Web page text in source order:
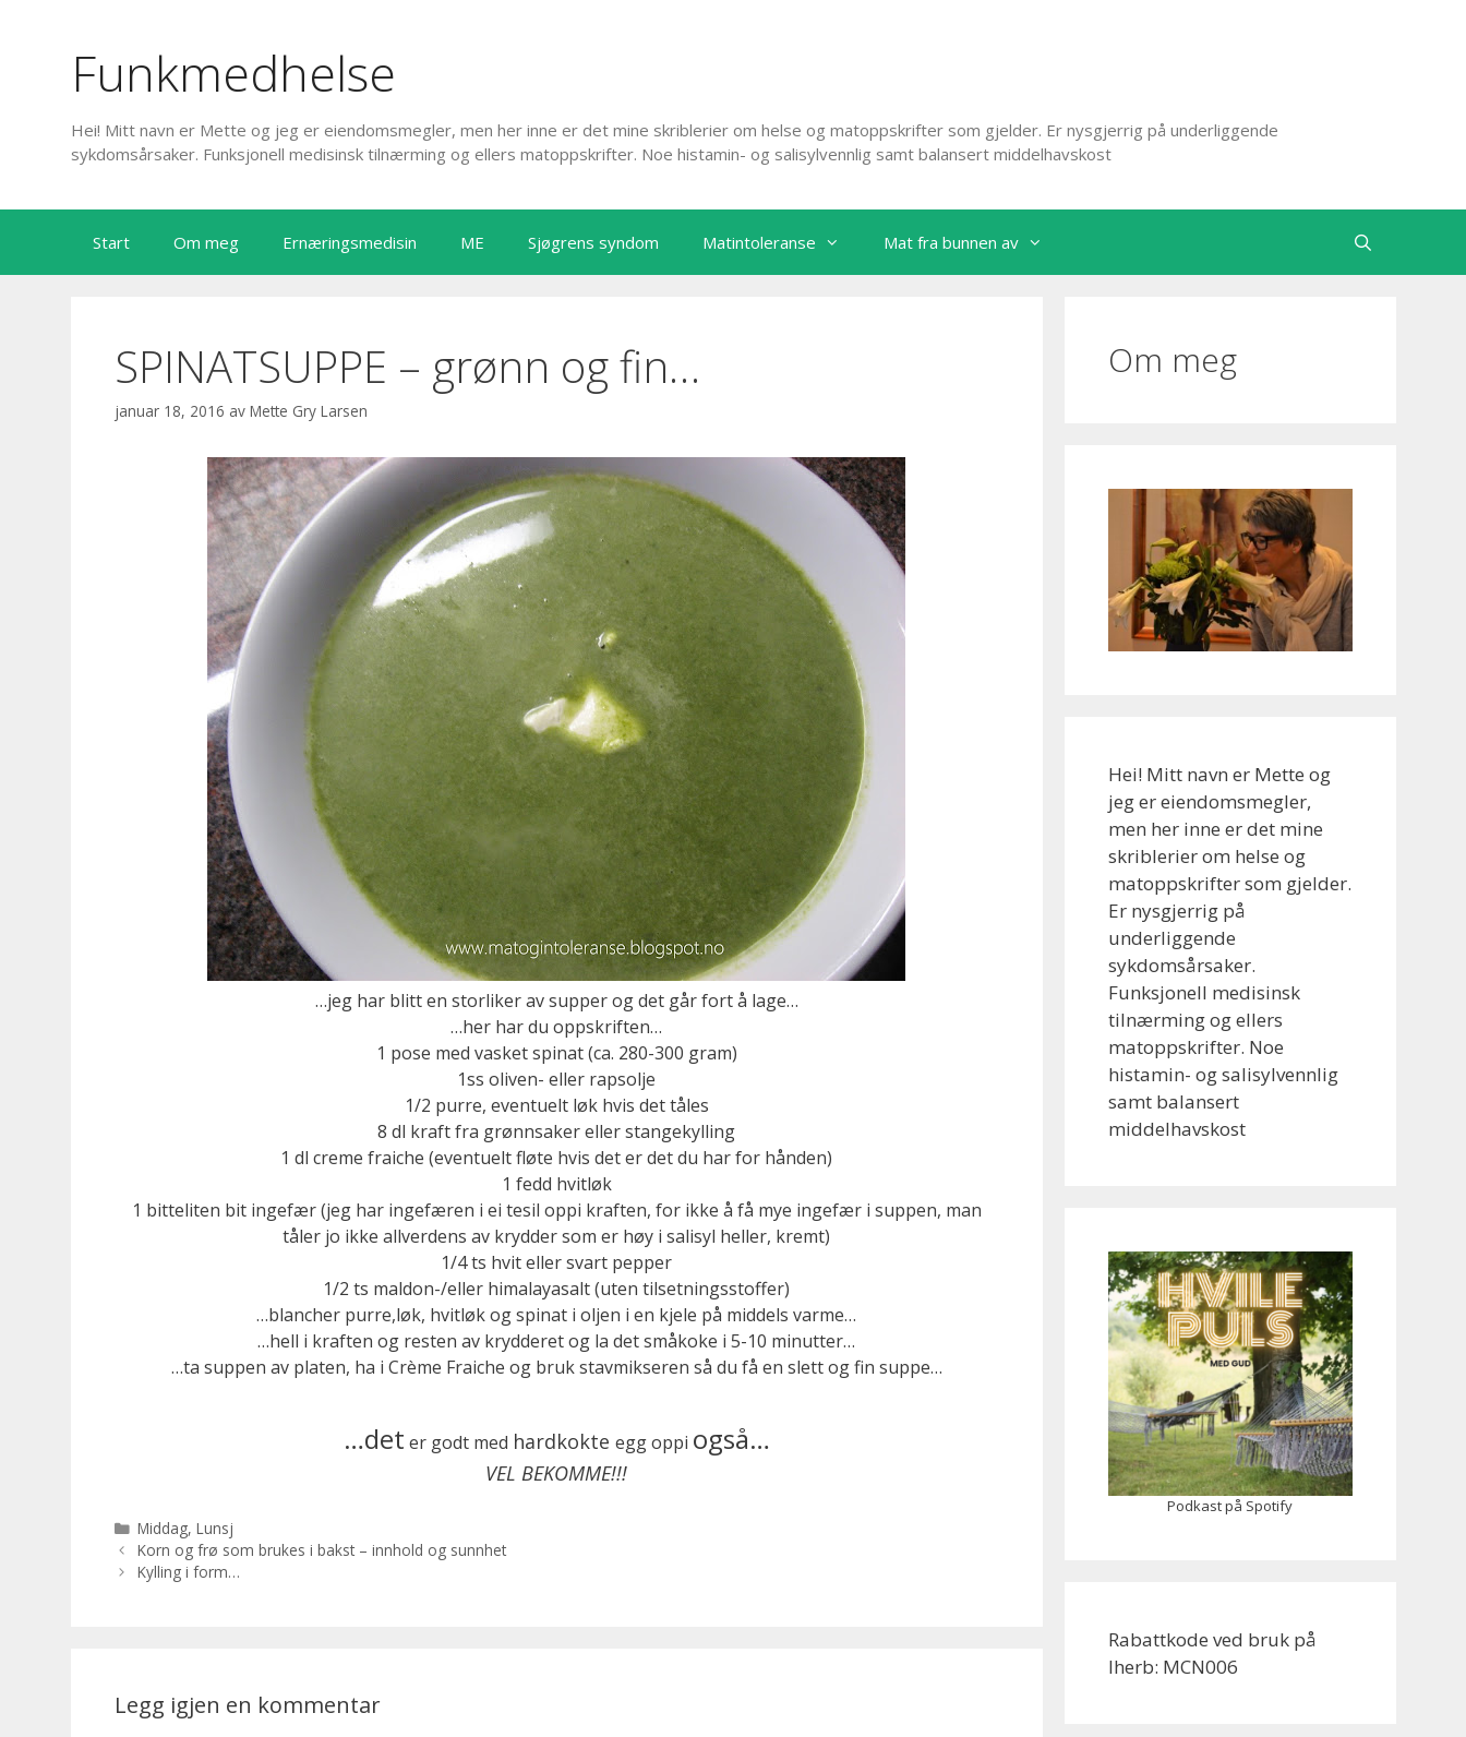
Funkmedhelse
Hei! Mitt navn er Mette og jeg er eiendomsmegler, men her inne er det mine skriblerier om helse og matoppskrifter som gjelder. Er nysgjerrig på underliggende
sykdomsårsaker. Funksjonell medisinsk tilnærming og ellers matoppskrifter. Noe histamin- og salisylvennlig samt balansert middelhavskost
Start Om meg Ernæringsmedisin ME Sjøgrens syndom Matintoleranse Mat fra bunnen av
SPINATSUPPE – grønn og fin…
januar 18, 2016 av Mette Gry Larsen
…jeg har blitt en storliker av supper og det går fort å lage…
…her har du oppskriften…
1 pose med vasket spinat (ca. 280-300 gram)
1ss oliven- eller rapsolje
1/2 purre, eventuelt løk hvis det tåles
8 dl kraft fra grønnsaker eller stangekylling
1 dl creme fraiche (eventuelt fløte hvis det er det du har for hånden)
1 fedd hvitløk
1 bitteliten bit ingefær (jeg har ingefæren i ei tesil oppi kraften, for ikke å få mye ingefær i suppen, man
tåler jo ikke allverdens av krydder som er høy i salisyl heller, kremt)
1/4 ts hvit eller svart pepper
1/2 ts maldon-/eller himalayasalt (uten tilsetningsstoffer)
…blancher purre,løk, hvitløk og spinat i oljen i en kjele på middels varme…
…hell i kraften og resten av krydderet og la det småkoke i 5-10 minutter…
…ta suppen av platen, ha i Crème Fraiche og bruk stavmikseren så du få en slett og fin suppe…
…det er godt med hardkokte egg oppi også…
VEL BEKOMME!!!
Kategorier
Middag, Lunsj
Korn og frø som brukes i bakst – innhold og sunnhet
Kylling i form…
Legg igjen en kommentar
Om meg
Hei! Mitt navn er Mette og
jeg er eiendomsmegler,
men her inne er det mine
skriblerier om helse og
matoppskrifter som gjelder.
Er nysgjerrig på
underliggende
sykdomsårsaker.
Funksjonell medisinsk
tilnærming og ellers
matoppskrifter. Noe
histamin- og salisylvennlig
samt balansert
middelhavskost
Podkast på Spotify
Rabattkode ved bruk på
Iherb: MCN006